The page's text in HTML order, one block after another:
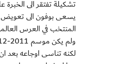
تشكيلة تفتقر الى
المنتخب في العرس العالمي الذي